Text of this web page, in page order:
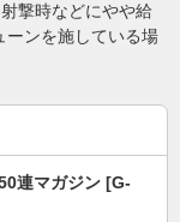
撃時などにやや給
ーンを施している場
連マガジン [G-